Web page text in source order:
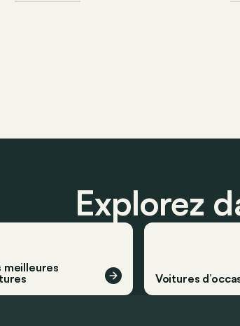
Explorez
meilleures
Voitures